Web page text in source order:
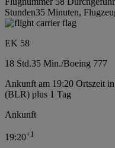
Stunden35 Minuten,
EK 58
18 Std.35 Min./Boeing 777
Ankunft am 19:20 Ortszeit
(BLR) plus 1 Tag
Ankunft
19:20+1